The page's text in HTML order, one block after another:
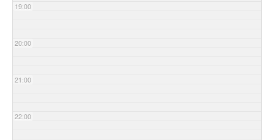
19:00
20:00
21:00
22:00